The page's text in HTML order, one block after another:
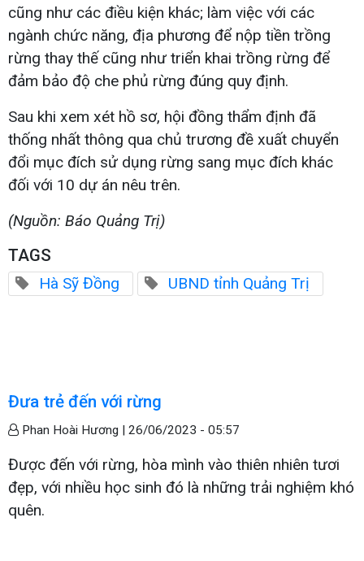
cũng như các điều kiện khác; làm việc với các
ngành chức năng, địa phương để nộp tiền trồng
rừng thay thế cũng như triển khai trồng rừng để
đảm bảo độ che phủ rừng đúng quy định.
Sau khi xem xét hồ sơ, hội đồng thẩm định đã
thống nhất thông qua chủ trương đề xuất chuyển
đổi mục đích sử dụng rừng sang mục đích khác
đối với 10 dự án nêu trên.
(Nguồn: Báo Quảng Trị)
TAGS
Hà Sỹ Đồng UBND tỉnh Quảng Trị
Đưa trẻ đến với rừng
Phan Hoài Hương | 26/06/2023 - 05:57
Được đến với rừng, hòa mình vào thiên nhiên tươi
đẹp, với nhiều học sinh đó là những trải nghiệm khó
quên.